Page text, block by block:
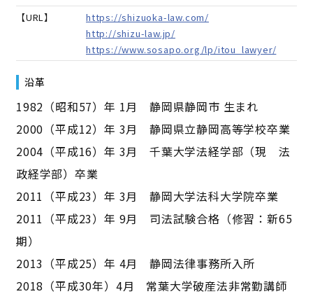
【URL】
https://shizuoka-law.com/
http://shizu-law.jp/
https://www.sosapo.org/lp/itou_lawyer/
沿革
1982（昭和57）年 1月 静岡県静岡市 生まれ
2000（平成12）年 3月 静岡県立静岡高等学校卒業
2004（平成16）年 3月 千葉大学法経学部（現 法
政経学部）卒業
2011（平成23）年 3月 静岡大学法科大学院卒業
2011（平成23）年 9月 司法試験合格（修習：新65
期）
2013（平成25）年 4月 静岡法律事務所入所
2018（平成30年）4月 常葉大学破産法非常勤講師